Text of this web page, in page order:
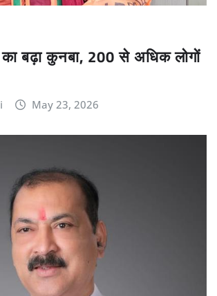
बढ़ा कुनबा, 200 से अधिक लोगों
May 23, 2026